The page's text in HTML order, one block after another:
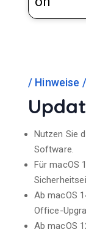
Hinweise
Nutzen Sie
Software.
Für macOS
Ab macOS
Office-
Ab macOS